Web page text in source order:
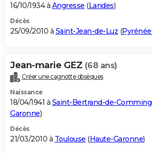
16/10/1934 à Angresse (Landes)
Décès
25/09/2010 à Saint-Jean-de-Luz (
Jean-marie GEZ (68 ans)
Créer une cagnotte obsèques
Naissance
18/04/1941 à Saint-Bertrand-de-
Garonne)
Décès
21/03/2010 à Toulouse (Haute-Garonne)